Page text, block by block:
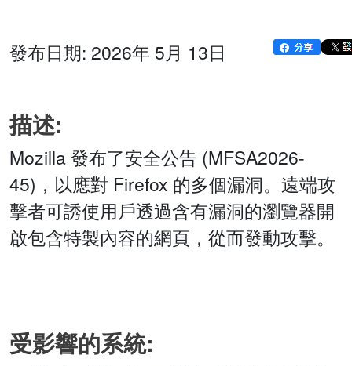
發布日期: 2026年 5月 13日
描述:
Mozilla 發布了安全公告 (MFSA2026-
45)，以應對 Firefox 的多個漏洞。遠端攻
擊者可誘使用戶透過含有漏洞的瀏覽器開
啟包含特製內容的網頁，從而發動攻擊。
受影響的系統: